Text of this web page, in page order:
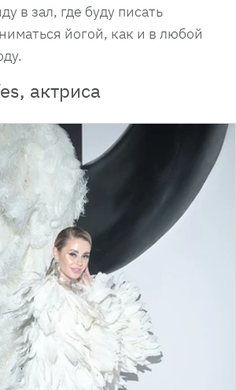
в зал, где буду писать
йогой, как и в любой
актриса